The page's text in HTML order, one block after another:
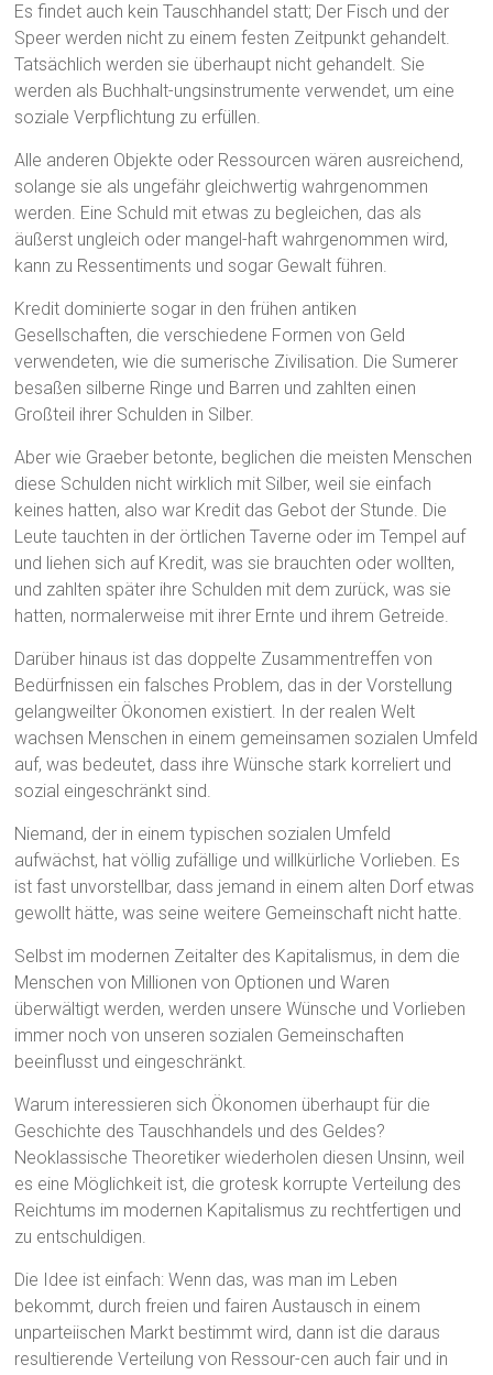
Es findet auch kein Tauschhandel statt; Der Fisch und der
Speer werden nicht zu einem festen Zeitpunkt gehandelt.
Tatsächlich werden sie überhaupt nicht gehandelt. Sie
werden als Buchhalt-ungsinstrumente verwendet, um eine
soziale Verpflichtung zu erfüllen.
Alle anderen Objekte oder Ressourcen wären ausreichend,
solange sie als ungefähr gleichwertig wahrgenommen
werden. Eine Schuld mit etwas zu begleichen, das als
äußerst ungleich oder mangel-haft wahrgenommen wird,
kann zu Ressentiments und sogar Gewalt führen.
Kredit dominierte sogar in den frühen antiken
Gesellschaften, die verschiedene Formen von Geld
verwendeten, wie die sumerische Zivilisation. Die Sumerer
besaßen silberne Ringe und Barren und zahlten einen
Großteil ihrer Schulden in Silber.
Aber wie Graeber betonte, beglichen die meisten Menschen
diese Schulden nicht wirklich mit Silber, weil sie einfach
keines hatten, also war Kredit das Gebot der Stunde. Die
Leute tauchten in der örtlichen Taverne oder im Tempel auf
und liehen sich auf Kredit, was sie brauchten oder wollten,
und zahlten später ihre Schulden mit dem zurück, was sie
hatten, normalerweise mit ihrer Ernte und ihrem Getreide.
Darüber hinaus ist das doppelte Zusammentreffen von
Bedürfnissen ein falsches Problem, das in der Vorstellung
gelangweilter Ökonomen existiert. In der realen Welt
wachsen Menschen in einem gemeinsamen sozialen Umfeld
auf, was bedeutet, dass ihre Wünsche stark korreliert und
sozial eingeschränkt sind.
Niemand, der in einem typischen sozialen Umfeld
aufwächst, hat völlig zufällige und willkürliche Vorlieben. Es
ist fast unvorstellbar, dass jemand in einem alten Dorf etwas
gewollt hätte, was seine weitere Gemeinschaft nicht hatte.
Selbst im modernen Zeitalter des Kapitalismus, in dem die
Menschen von Millionen von Optionen und Waren
überwältigt werden, werden unsere Wünsche und Vorlieben
immer noch von unseren sozialen Gemeinschaften
beeinflusst und eingeschränkt.
Warum interessieren sich Ökonomen überhaupt für die
Geschichte des Tauschhandels und des Geldes?
Neoklassische Theoretiker wiederholen diesen Unsinn, weil
es eine Möglichkeit ist, die grotesk korrupte Verteilung des
Reichtums im modernen Kapitalismus zu rechtfertigen und
zu entschuldigen.
Die Idee ist einfach: Wenn das, was man im Leben
bekommt, durch freien und fairen Austausch in einem
unparteiischen Markt bestimmt wird, dann ist die daraus
resultierende Verteilung von Ressour-cen auch fair und in